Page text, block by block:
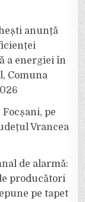
anunță
a energiei în
Comuna
pe
Vrancea
de alarmă:
producători
pe tapet